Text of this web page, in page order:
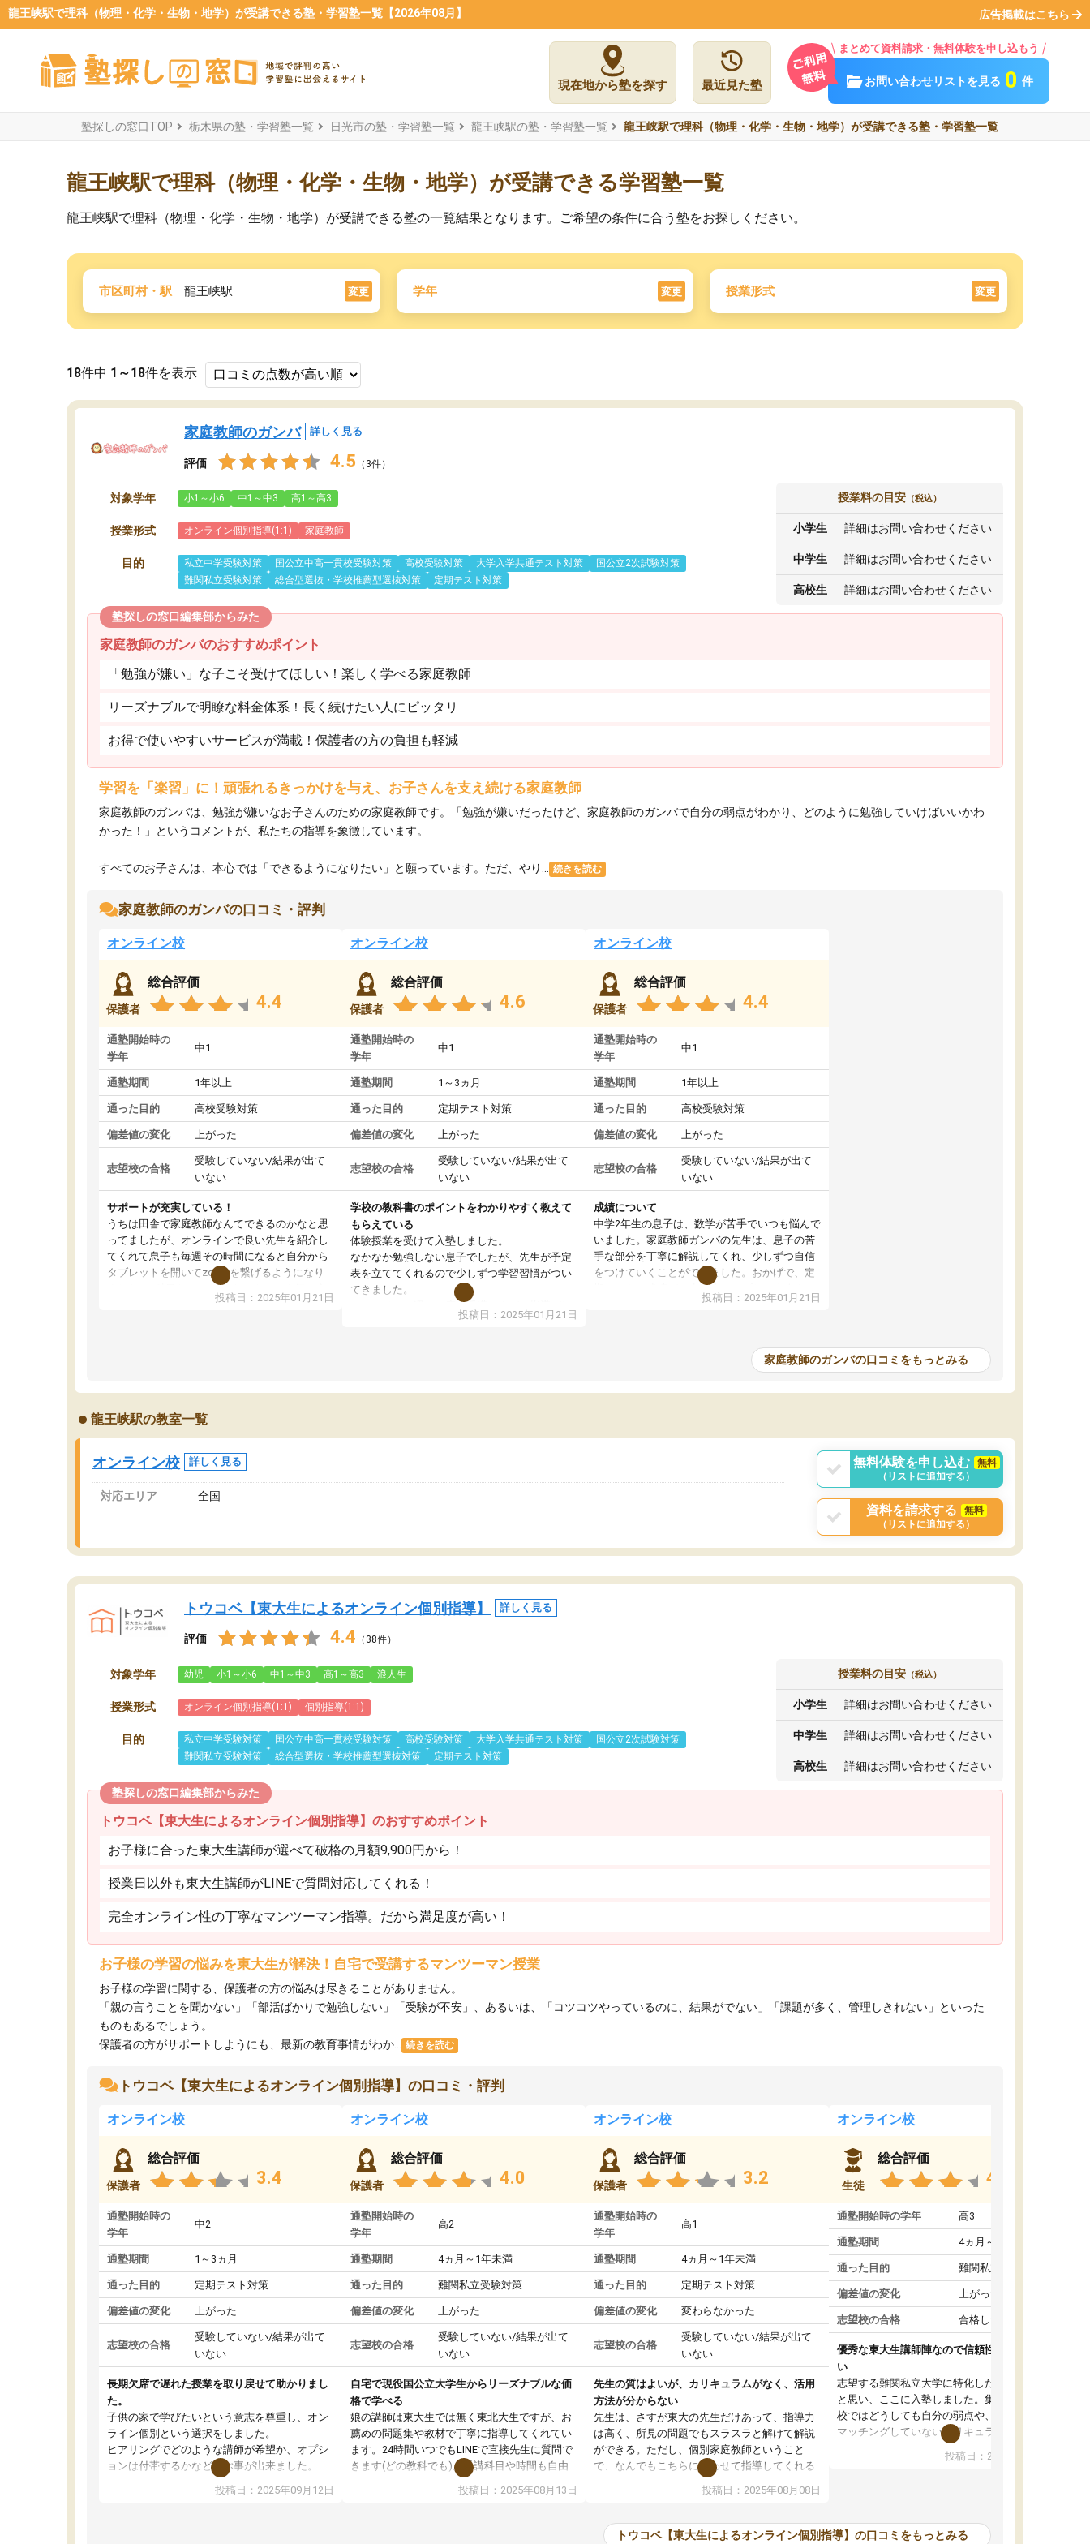
龍王峡駅で理科（物理・化学・生物・地学）が受講できる塾・学習塾一覧【2026年08月】 広告掲載はこちら
現在地から塾を探す 最近見た塾
まとめて資料請求・無料体験を申し込もう
お問い合わせリストを見る 0 件
塾探しの窓口TOP 栃木県の塾・学習塾一覧 日光市の塾・学習塾一覧 龍王峡駅の塾・学習塾一覧 龍王峡駅で理科（物理・化学・生物・地学）が受講できる塾・学習塾一覧
龍王峡駅で理科（物理・化学・生物・地学）が受講できる学習塾一覧
龍王峡駅で理科（物理・化学・生物・地学）が受講できる塾の一覧結果となります。ご希望の条件に合う塾をお探しください。
市区町村・駅 龍王峡駅 変更 学年 変更 授業形式 変更
18件中 1～18件を表示
家庭教師のガンバ 詳しく見る
評価 4.5 （3件）
対象学年 小1～小6 中1～中3 高1～高3
授業形式 オンライン個別指導(1:1) 家庭教師
目的 私立中学受験対策 国公立中高一貫校受験対策 高校受験対策 大学入学共通テスト対策
国公立2次試験対策
難関私立受験対策
総合型選抜・学校推薦型選抜対策 定期テスト対策
授業料の目安 （税込）
小学生 詳細はお問い合わせください
中学生 詳細はお問い合わせください
高校生 詳細はお問い合わせください
塾探しの窓口編集部からみた
家庭教師のガンバのおすすめポイント
「勉強が嫌い」な子こそ受けてほしい！楽しく学べる家庭教師
リーズナブルで明瞭な料金体系！長く続けたい人にピッタリ
お得で使いやすいサービスが満載！保護者の方の負担も軽減
学習を「楽習」に！頑張れるきっかけを与え、お子さんを支え続ける家庭教師
家庭教師のガンバは、勉強が嫌いなお子さんのための家庭教師です。「勉強が嫌いだったけど、家庭教師のガンバで自分の弱点がわかり、どのように勉強していけばいいかわ
かった！」というコメントが、私たちの指導を象徴しています。
すべてのお子さんは、本心では「できるようになりたい」と願っています。ただ、やり... 続きを読む
家庭教師のガンバの口コミ・評判
オンライン校
保護者
総合評価
4.4
通塾開始時の
学年
中1
通塾期間 1年以上
通った目的 高校受験対策
偏差値の変化 上がった
志望校の合格
受験していない/結果が出て
いない
サポートが充実している！
うちは田舎で家庭教師なんてできるのかなと思
ってましたが、オンラインで良い先生を紹介し
てくれて息子も毎週その時間になると自分から
タブレットを開いてzoomを繋げるようになり
ました！5科目なんでもOKなのもとても気に入
投稿日：2025年01月21日
オンライン校
保護者
総合評価
4.6
通塾開始時の
学年
中1
通塾期間 1～3ヵ月
通った目的 定期テスト対策
偏差値の変化 上がった
志望校の合格
受験していない/結果が出て
いない
学校の教科書のポイントをわかりやすく教えて
もらえている
体験授業を受けて入塾しました。
なかなか勉強しない息子でしたが、先生が予定
表を立ててくれるので少しずつ学習習慣がつい
てきました。
オンラインで週に一度の受講ですが、指導が無
い日も予定表に基づいて勉強したり、LINEでわ
投稿日：2025年01月21日
オンライン校
保護者
総合評価
4.4
通塾開始時の
学年
中1
通塾期間 1年以上
通った目的 高校受験対策
偏差値の変化 上がった
志望校の合格
受験していない/結果が出て
いない
成績について
中学2年生の息子は、数学が苦手でいつも悩んで
いました。家庭教師ガンバの先生は、息子の苦
手な部分を丁寧に解説してくれ、少しずつ自信
をつけていくことができました。おかげで、定
期テストの成績が10点以上アップし、本人もと
投稿日：2025年01月21日
家庭教師のガンバの口コミをもっとみる
龍王峡駅の教室一覧
オンライン校 詳しく見る
対応エリア 全国
無料体験を申し込む
無料
（リストに追加する）
資料を請求する
無料
（リストに追加する）
トウコベ【東大生によるオンライン個別指導】 詳しく見る
評価 4.4 （38件）
対象学年 幼児 小1～小6 中1～中3 高1～高3 浪人生
授業形式 オンライン個別指導(1:1) 個別指導(1:1)
目的 私立中学受験対策 国公立中高一貫校受験対策 高校受験対策 大学入学共通テスト対策
国公立2次試験対策
難関私立受験対策
総合型選抜・学校推薦型選抜対策 定期テスト対策
授業料の目安 （税込）
小学生 詳細はお問い合わせください
中学生 詳細はお問い合わせください
高校生 詳細はお問い合わせください
塾探しの窓口編集部からみた
トウコベ【東大生によるオンライン個別指導】のおすすめポイント
お子様に合った東大生講師が選べて破格の月額9,900円から！
授業日以外も東大生講師がLINEで質問対応してくれる！
完全オンライン性の丁寧なマンツーマン指導。だから満足度が高い！
お子様の学習の悩みを東大生が解決！自宅で受講するマンツーマン授業
お子様の学習に関する、保護者の方の悩みは尽きることがありません。
「親の言うことを聞かない」「部活ばかりで勉強しない」「受験が不安」、あるいは、「コツコツやっているのに、結果がでない」「課題が多く、管理しきれない」といった
ものもあるでしょう。
保護者の方がサポートしようにも、最新の教育事情がわか...
続きを読む
トウコベ【東大生によるオンライン個別指導】の口コミ・評判
オンライン校
保護者
総合評価
3.4
通塾開始時の
学年
中2
通塾期間 1～3ヵ月
通った目的 定期テスト対策
偏差値の変化 上がった
志望校の合格
受験していない/結果が出て
いない
長期欠席で遅れた授業を取り戻せて助かりまし
た。
子供の家で学びたいという意志を尊重し、オン
ライン個別という選択をしました。
ヒアリングでどのような講師が希望か、オプシ
ョンは付帯するかなど選ぶ事が出来ました。
講師とのマッチング後講師との初回ミーティン
グを行い、その講師で良いか他の講師を希望す
投稿日：2025年09月12日
オンライン校
保護者
総合評価
4.0
通塾開始時の
学年
高2
通塾期間 4ヵ月～1年未満
通った目的 難関私立受験対策
偏差値の変化 上がった
志望校の合格
受験していない/結果が出て
いない
自宅で現役国公立大学生からリーズナブルな価
格で学べる
娘の講師は東大生では無く東北大生ですが、お
薦めの問題集や教材で丁寧に指導してくれてい
ます。24時間いつでもLINEで直接先生に質問で
きます(どの教科でも)。受講科目や時間も自由
に決めれるので、個人に合った勉強ができると
思います。カリキュラム相談みたいなのがあり
投稿日：2025年08月13日
オンライン校
保護者
総合評価
3.2
通塾開始時の
学年
高1
通塾期間 4ヵ月～1年未満
通った目的 定期テスト対策
偏差値の変化 変わらなかった
志望校の合格
受験していない/結果が出て
いない
先生の質はよいが、カリキュラムがなく、活用
方法が分からない
先生は、さすが東大の先生だけあって、指導力
は高く、所見の問題でもスラスラと解けて解説
ができる。ただし、個別家庭教師ということ
で、なんでもこちらに合わせて指導してくれる
のだが、具体的なカリキュラムがない。当方
は、授業の先取り学習をするため、学校の教科
いただいたが、1時間の時間を使って進められる
投稿日：2025年08月08日
オンライン校
生徒
総合評価
4.4
通塾開始時の学年 高3
通塾期間 4ヵ月～1年未満
通った目的 難関私立受験対策
偏差値の変化 上がった
志望校の合格 合格した
優秀な東大生講師陣なので信頼性や安心感が高
い
志望する難関私立大学に特化した準備をしたい
と思い、ここに入塾しました。集団指導の予備
校ではどうしても自分の弱点や、志望校対策に
マッチングしていないカリキュラムに不安を感
また受験のノウハウを蓄積している優秀な東大
ツーマン指導によって、自分の志望校にふさわ
投稿日：2024年02月19日
トウコベ【東大生によるオンライン個別指導】の口コミをもっとみる